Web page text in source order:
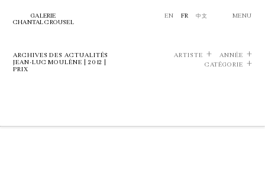
GALERIE
CHANTAL CROUSEL
EN FR 中文 MENU
ARCHIVES DES ACTUALITÉS
JEAN-LUC MOULÈNE | 2012 |
PRIX
ARTISTE
ANNÉE
CATÉGORIE